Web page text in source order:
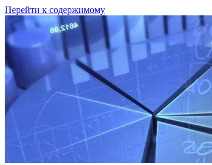
Перейти к содержимому